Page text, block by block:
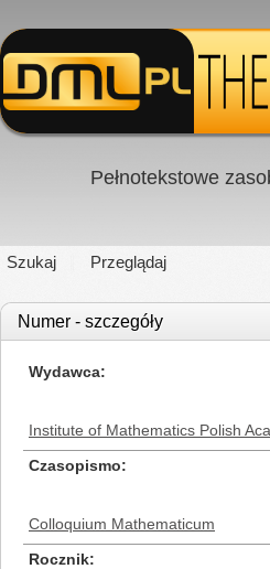
Pełnotekstowe
Szukaj Przeglądaj
Numer - szczegóły
Wydawca
Institute of Mathematics Polish
Czasopismo
Colloquium Mathematicum
Rocznik